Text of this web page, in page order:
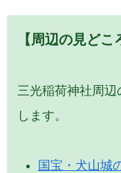
【周辺の見どこ
三光稲荷神社周
します。
国宝・犬山城